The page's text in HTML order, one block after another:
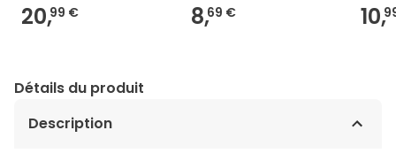
20,99 € 8,69 € 10,
Détails du produit
Description